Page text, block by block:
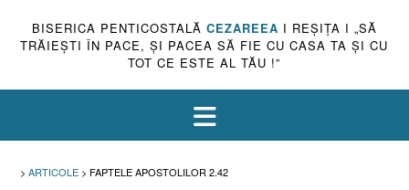
BISERICA PENTICOSTALĂ CEZAREEA I REŞIŢA I „SĂ
TRĂIEŞTI ÎN PACE, ŞI PACEA SĂ FIE CU CASA TA ŞI CU
TOT CE ESTE AL TĂU !”
> ARTICOLE > FAPTELE APOSTOLILOR 2.42